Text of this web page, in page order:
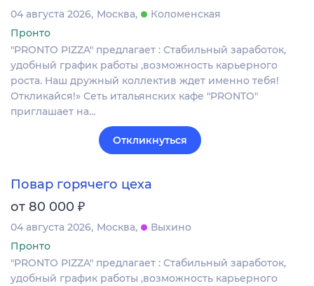
04 августа 2026 Москва
Коломенская
Пронто
"PRONTO PIZZA" предлагает : Стабильный заработок,
удобный график работы ,возможность карьерного
роста. Наш дружный коллектив ждет именно тебя!
Откликайся!» Сеть итальянских кафе "PRONTO"
приглашает на…
Откликнуться
Повар горячего цеха
от 80 000 ₽
04 августа 2026 Москва
Выхино
Пронто
"PRONTO PIZZA" предлагает : Стабильный заработок,
удобный график работы ,возможность карьерного